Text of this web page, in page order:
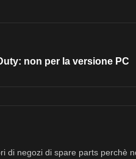
non per la versione PC
di negozi di spare parts perchè